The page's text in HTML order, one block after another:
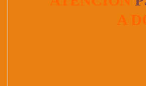
A